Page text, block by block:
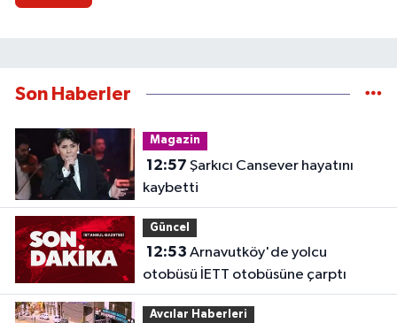
Son Haberler
Magazin
12:57
kaybetti
Güncel
12:53
otobüsü İETT otobüsüne çarptı
Avcılar Haberleri